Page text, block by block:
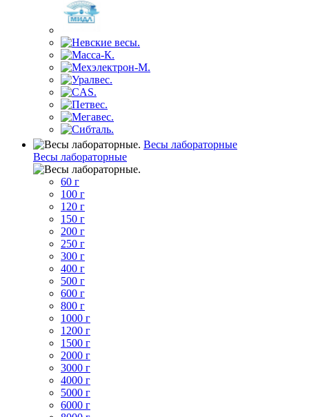
Весы лабораторные
Весы лабораторные
60 г
100 г
120 г
150 г
200 г
250 г
300 г
400 г
500 г
600 г
800 г
1000 г
1200 г
1500 г
2000 г
3000 г
4000 г
5000 г
6000 г